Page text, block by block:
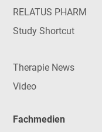
RELATUS PHARM
Study Shortcut
Therapie News
Video
Fachmedien